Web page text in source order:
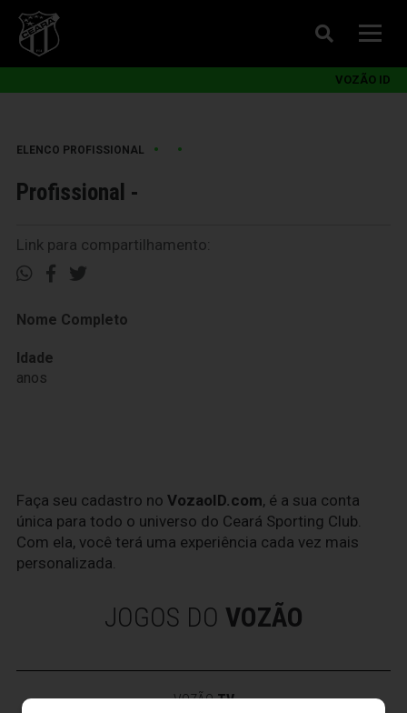
VOZÃO ID
ELENCO PROFISSIONAL • •
Profissional -
Link para compartilhamento:
Nome Completo
Idade
anos
Faça seu cadastro no VozaoID.com, é a sua conta
única para todo o universo do Ceará Sporting Club.
Com ela, você terá uma experiência cada vez mais
personalizada.
JOGOS DO VOZÃO
VOZÃOTV